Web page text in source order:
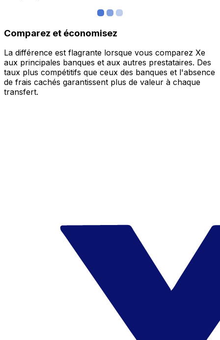
Comparez et économisez
La différence est flagrante lorsque vous comparez Xe
aux principales banques et aux autres prestataires. Des
taux plus compétitifs que ceux des banques et l'absence
de frais cachés garantissent plus de valeur à chaque
transfert.